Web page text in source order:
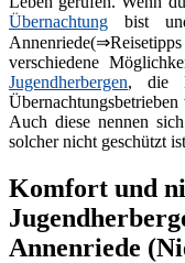
Übernachtung bist
verschiedene
Jugendherbergen, die
Übernachtungsbetrieben
Auch diese nennen
solcher nicht geschützt
Komfort und
Annenriede